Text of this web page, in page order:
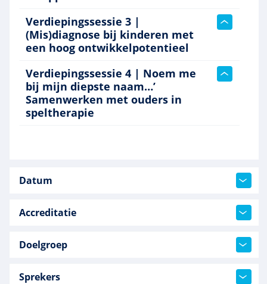
Verdiepingssessie 3 |
(Mis)diagnose bij kinderen met
een hoog ontwikkelpotentieel
Verdiepingssessie 4 | Noem me
bij mijn diepste naam…’
Samenwerken met ouders in
speltherapie
Datum
Accreditatie
Doelgroep
Sprekers